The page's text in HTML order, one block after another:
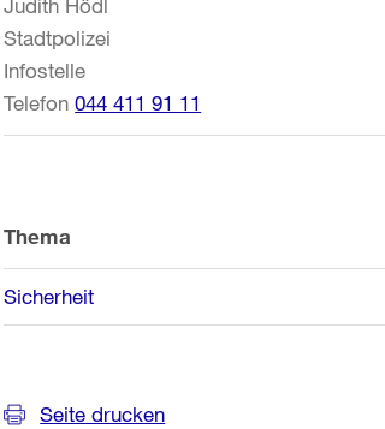
Judith Hödl
Stadtpolizei
Infostelle
Telefon 044 411 91 11
Thema
Sicherheit
Seite drucken